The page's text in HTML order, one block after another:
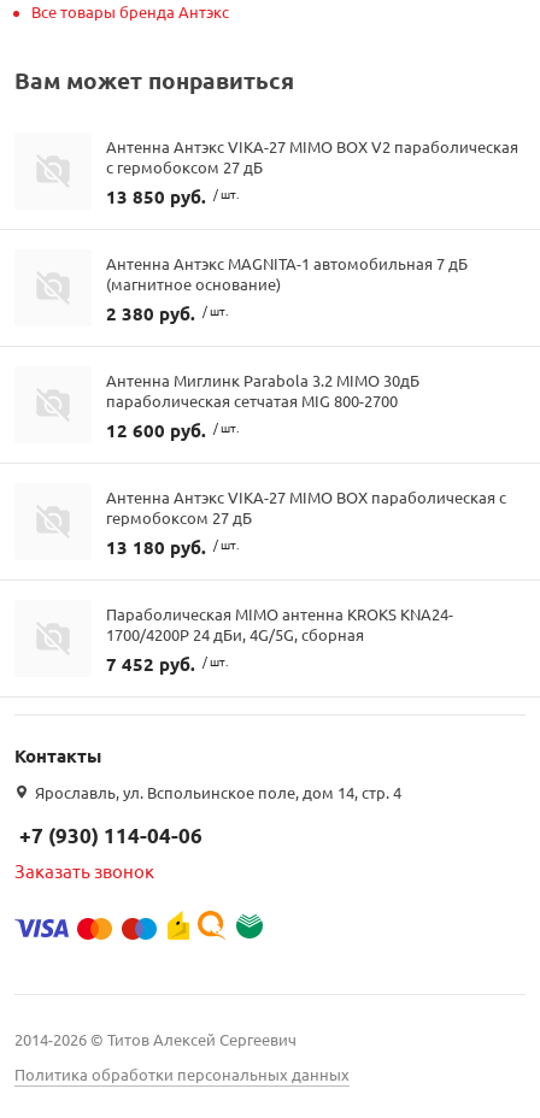
Все товары бренда Антэкс
Вам может понравиться
Антенна Антэкс VIKA-27 MIMO BOX V2 параболическая
с гермобоксом 27 дБ
13 850 руб. / шт.
Антенна Антэкс MAGNITA-1 автомобильная 7 дБ
(магнитное основание)
2 380 руб. / шт.
Антенна Миглинк Parabola 3.2 MIMO 30дБ
параболическая сетчатая MIG 800-2700
12 600 руб. / шт.
Антенна Антэкс VIKA-27 MIMO BOX параболическая с
гермобоксом 27 дБ
13 180 руб. / шт.
Параболическая MIMO антенна KROKS KNA24-
1700/4200P 24 дБи, 4G/5G, сборная
7 452 руб. / шт.
Контакты
Ярославль, ул. Вспольинское поле, дом 14, стр. 4
+7 (930) 114-04-06
Заказать звонок
2014-2026 © Титов Алексей Сергеевич
Политика обработки персональных данных